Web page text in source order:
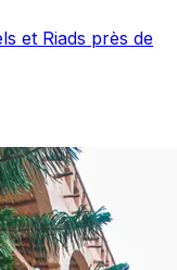
et Riads près de